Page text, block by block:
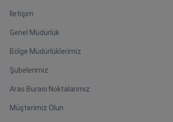
İletişim
Genel Müdürlük
Bölge Müdürlüklerimiz
Şubelerimiz
Aras Burası Noktalarımız
Müşterimiz Olun